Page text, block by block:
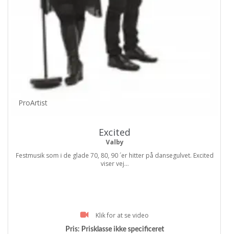
ProArtist
Excited
Valby
Festmusik som i de glade 70, 80, 90 ´er hitter på dansegulvet. Excited
viser vej...
Klik for at se video
Pris: Prisklasse ikke specificeret